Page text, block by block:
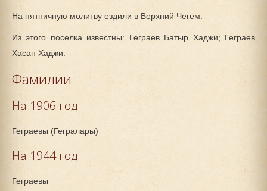
На пятничную молитву ездили в Верхний Чегем.
Из этого поселка известны: Геграев Батыр Хаджи; Геграев
Хасан Хаджи.
Фамилии
На 1906 год
Геграевы (Гегралары)
На 1944 год
Геграевы